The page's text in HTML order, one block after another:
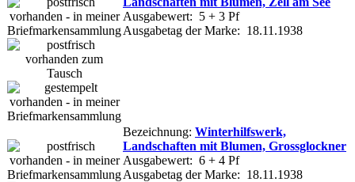
Ausgabewert: 5 + 3 Pf
Ausgabetag der Marke: 18.11.1938
Bezeichnung: Winterhilfswerk,
Landschaften mit Blumen, Grossglockner
Ausgabewert: 6 + 4 Pf
Ausgabetag der Marke: 18.11.1938